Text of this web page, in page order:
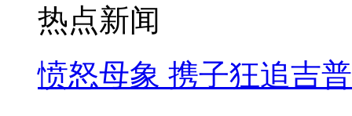
热点新闻
愤怒母象 携子狂追吉